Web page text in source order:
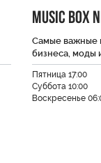
Music Box
Самые важные
бизнеса, моды
Пятница 17:00
Суббота 10:00
Воскресенье